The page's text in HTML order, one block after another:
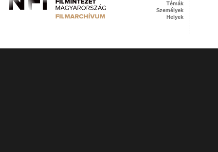
Témák
Személyek
Helyek